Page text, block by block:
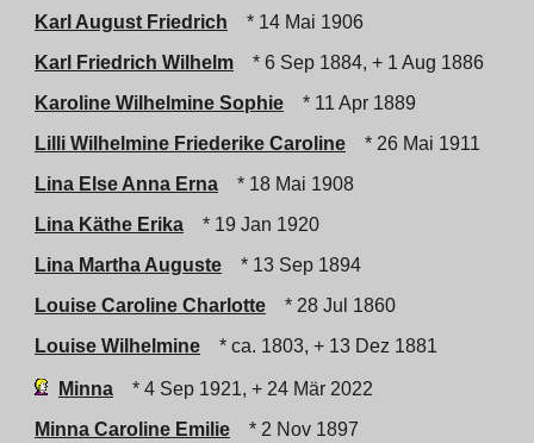
Karl August Friedrich
* 14 Mai 1906
Karl Friedrich Wilhelm
* 6 Sep 1884, + 1 Aug 1886
Karoline Wilhelmine Sophie
* 11 Apr 1889
Lilli Wilhelmine Friederike Caroline
* 26 Mai 1911
Lina Else Anna Erna
* 18 Mai 1908
Lina Käthe Erika
* 19 Jan 1920
Lina Martha Auguste
* 13 Sep 1894
Louise Caroline Charlotte
* 28 Jul 1860
Louise Wilhelmine
* ca. 1803, + 13 Dez 1881
Minna
* 4 Sep 1921, + 24 Mär 2022
Minna Caroline Emilie
* 2 Nov 1897